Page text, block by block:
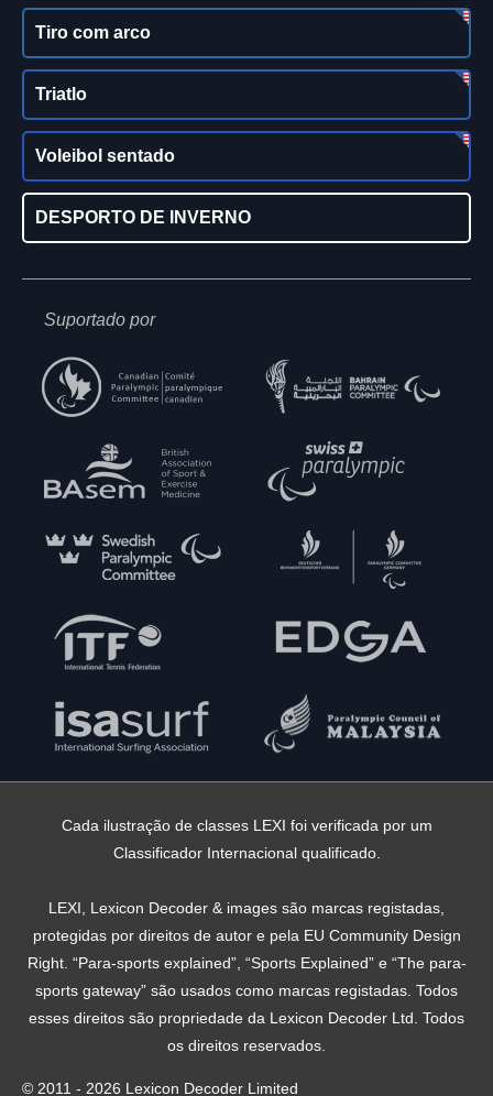
Tiro com arco
Triatlo
Voleibol sentado
DESPORTO DE INVERNO
Suportado por
Cada ilustração de classes LEXI foi verificada por um
Classificador Internacional qualificado.
LEXI, Lexicon Decoder & images são marcas registadas,
protegidas por direitos de autor e pela EU Community Design
Right. “Para-sports explained”, “Sports Explained” e “The para-
sports gateway” são usados ​​como marcas registadas. Todos
esses direitos são propriedade da Lexicon Decoder Ltd. Todos
os direitos reservados.
© 2011 - 2026 Lexicon Decoder Limited